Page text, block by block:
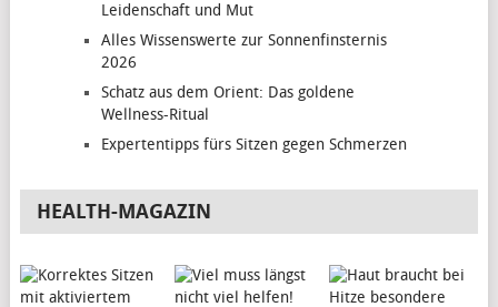
Leidenschaft und Mut
Alles Wissenswerte zur Sonnenfinsternis
2026
Schatz aus dem Orient: Das goldene
Wellness-Ritual
Expertentipps fürs Sitzen gegen Schmerzen
HEALTH-MAGAZIN